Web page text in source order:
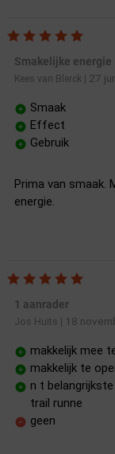
Smakelijke energie
Kees van Blerck| 27
Smaak
Effect
Gebruik
Prima van smaak.
energie.
1 aanrader
Jos Huits 18
makkelijk mee
makkelijk te
n t
trail runne
geen